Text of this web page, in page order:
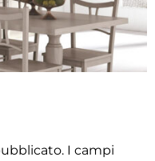
I campi